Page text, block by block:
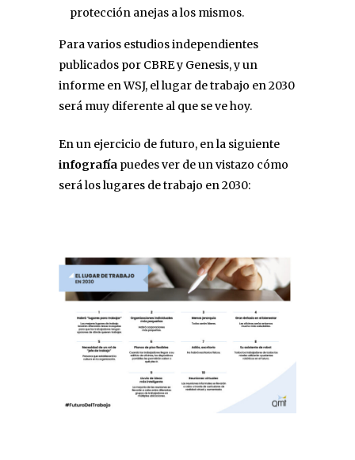
protección anejas a los mismos.
Para varios estudios independientes
publicados por CBRE y Genesis, y un
informe en WSJ, el lugar de trabajo en 2030
será muy diferente al que se ve hoy.
En un ejercicio de futuro, en la siguiente
infografía puedes ver de un vistazo cómo
será los lugares de trabajo en 2030: